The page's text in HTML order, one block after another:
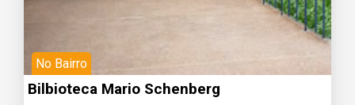
No Bairro
Bilbioteca Mario Schenberg